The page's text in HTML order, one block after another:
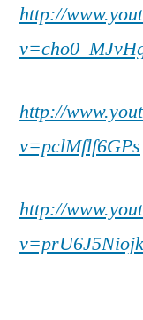
http://
http://
v=pclMflf6GPs
http://
v=prU6J5Niojk